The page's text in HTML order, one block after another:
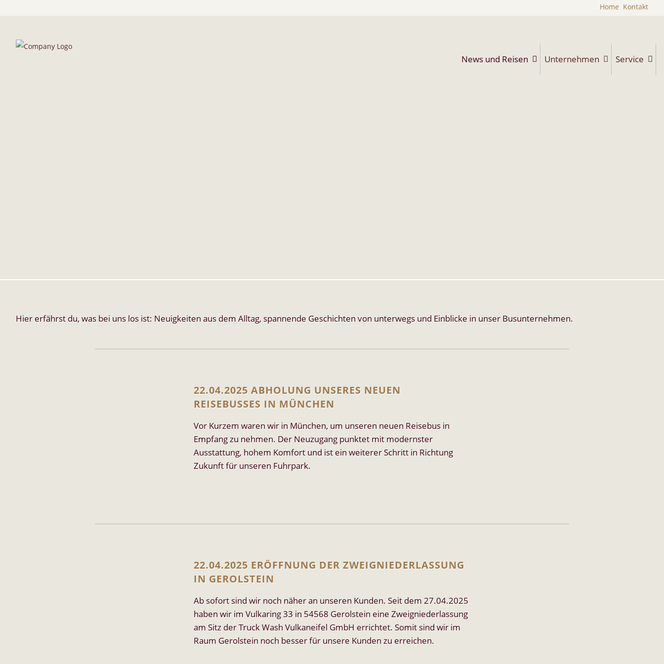
Home Kontakt
News und Reisen Unternehmen Service
Hier erfährst du, was bei uns los ist: Neuigkeiten aus dem Alltag, spannende Geschichten von unterwegs und Einblicke in unser Busunternehmen.
22.04.2025 ABHOLUNG UNSERES NEUEN
REISEBUSSES IN MÜNCHEN
Vor Kurzem waren wir in München, um unseren neuen Reisebus in
Empfang zu nehmen. Der Neuzugang punktet mit modernster
Ausstattung, hohem Komfort und ist ein weiterer Schritt in Richtung
Zukunft für unseren Fuhrpark.
22.04.2025 ERÖFFNUNG DER ZWEIGNIEDERLASSUNG
IN GEROLSTEIN
Ab sofort sind wir noch näher an unseren Kunden. Seit dem 27.04.2025
haben wir im Vulkaring 33 in 54568 Gerolstein eine Zweigniederlassung
am Sitz der Truck Wash Vulkaneifel GmbH errichtet. Somit sind wir im
Raum Gerolstein noch besser für unsere Kunden zu erreichen.